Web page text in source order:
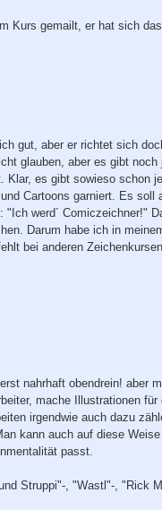
Kurs gemailt, er hat sich
gut, aber er richtet sich
glauben, aber es gibt
es gibt sowieso schon
Cartoons garniert. Es soll
werd´ Comiczeichner!"
Darum habe ich in
bei anderen
nahrhaft obendrein! aber
mache Illustrationen
irgendwie auch dazu
kann auch auf diese
passt.
Struppi"-, "Wastl"-, "Rick